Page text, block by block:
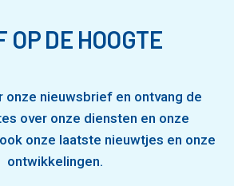
OP DE HOOGTE
onze nieuwsbrief en ontvang de
over onze diensten en onze
onze laatste nieuwtjes en onze
ontwikkelingen.